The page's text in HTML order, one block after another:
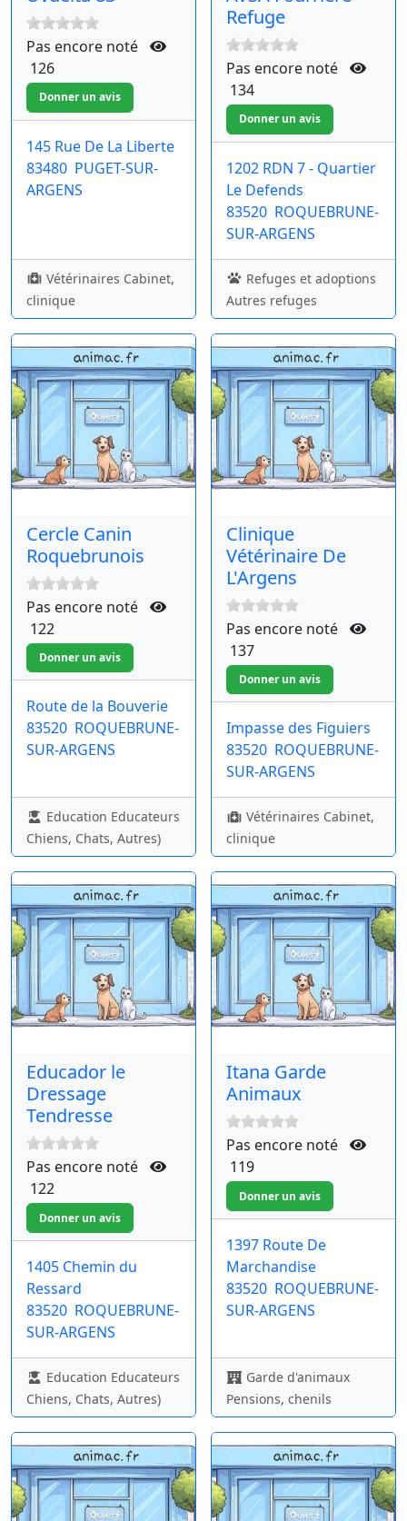
Pas encore noté
126
145 Rue De La Liberte
83480 PUGET-SUR-
ARGENS
Vétérinaires Cabinet,
clinique
Refuge
Pas encore noté
134
1202 RDN 7 - Quartier
Le Defends
83520 ROQUEBRUNE-
SUR-ARGENS
Refuges et adoptions
Autres refuges
Cercle Canin
Roquebrunois
Pas encore noté
122
Route de la Bouverie
83520 ROQUEBRUNE-
SUR-ARGENS
Education Educateurs
Chiens, Chats, Autres)
Clinique
Vétérinaire De
L'Argens
Pas encore noté
137
Impasse des Figuiers
83520 ROQUEBRUNE-
SUR-ARGENS
Vétérinaires Cabinet,
clinique
Educador le
Dressage
Tendresse
Pas encore noté
122
1405 Chemin du
Ressard
83520 ROQUEBRUNE-
SUR-ARGENS
Education Educateurs
Chiens, Chats, Autres)
Itana Garde
Animaux
Pas encore noté
119
1397 Route De
Marchandise
83520 ROQUEBRUNE-
SUR-ARGENS
Garde d'animaux
Pensions, chenils